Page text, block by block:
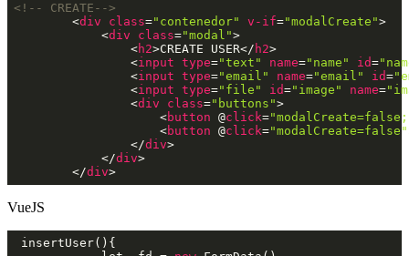
<!-- CREATE-->
<div class="contenedor" v-if="modalCreate">
<div class="modal">
<h2>CREATE USER</ h2>
<input type="text" name="name" id=
<input type="email" name="email" id=
<input type="file" id="image" name=
<div class="buttons">
<button @click=
<button @click="modalCreate=false"
</div>
</div>
</div>
VueJS
insertUser(){